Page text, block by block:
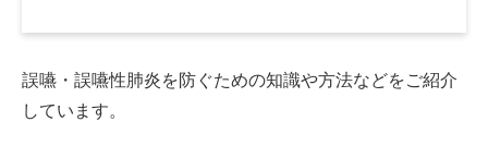
誤嚥・誤嚥性肺炎を防ぐための知識や方法などをご紹介
しています。